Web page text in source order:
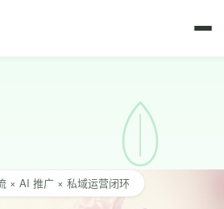
× AI 推广 × 私域运营闭环